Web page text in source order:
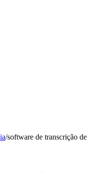
/software de transcrição de